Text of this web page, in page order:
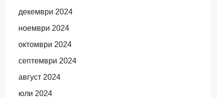
декември 2024
ноември 2024
октомври 2024
септември 2024
август 2024
юли 2024